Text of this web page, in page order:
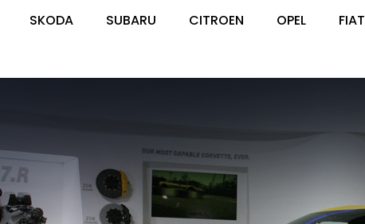
SKODA SUBARU CITROEN OPEL FIAT